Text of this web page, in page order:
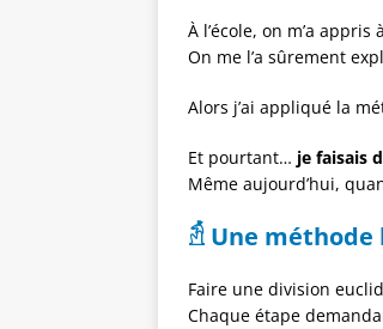
À l’école, on m’a
On me l’a sûrement
Alors j’ai appliqué la
Et pourtant… je faisais
Même aujourd’hui,
𓁣 Une
Faire une division
Chaque étape